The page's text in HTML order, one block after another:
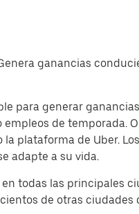
ganancias
para generar
de temporada.
plataforma de Uber.
adapte a su vida.
todas las principales
de otras